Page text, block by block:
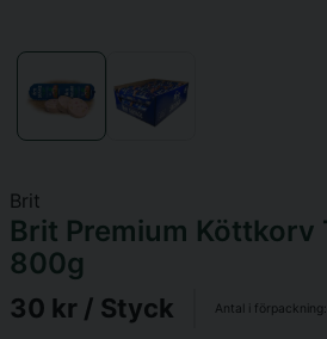
Brit
Brit Premium Köttkorv
800g
30 kr / Styck Antal i förpackning: